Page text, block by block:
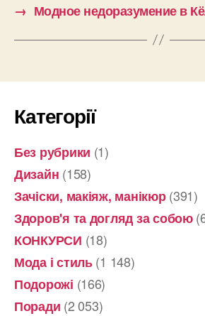
→ Модное недоразумение в
Категорії
Без рубрики (1)
Дизайн (158)
Зачіски, макіяж, манікюр(391)
Здоров'я та догляд за собою
КОНКУРСИ (18)
Мода і стиль(1 148)
Подорожі (166)
Поради (2 053)